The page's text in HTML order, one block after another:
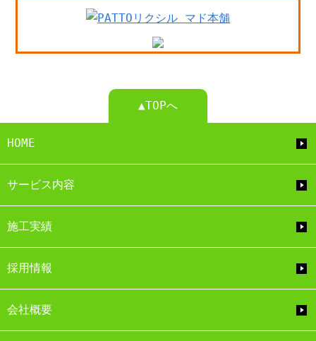
▲TOPへ
HOME
サービス内容
施工実績
採用情報
会社概要